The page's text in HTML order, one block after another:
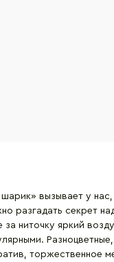
вызывает у
разгадать секрет
ниточку яркий
торжественное